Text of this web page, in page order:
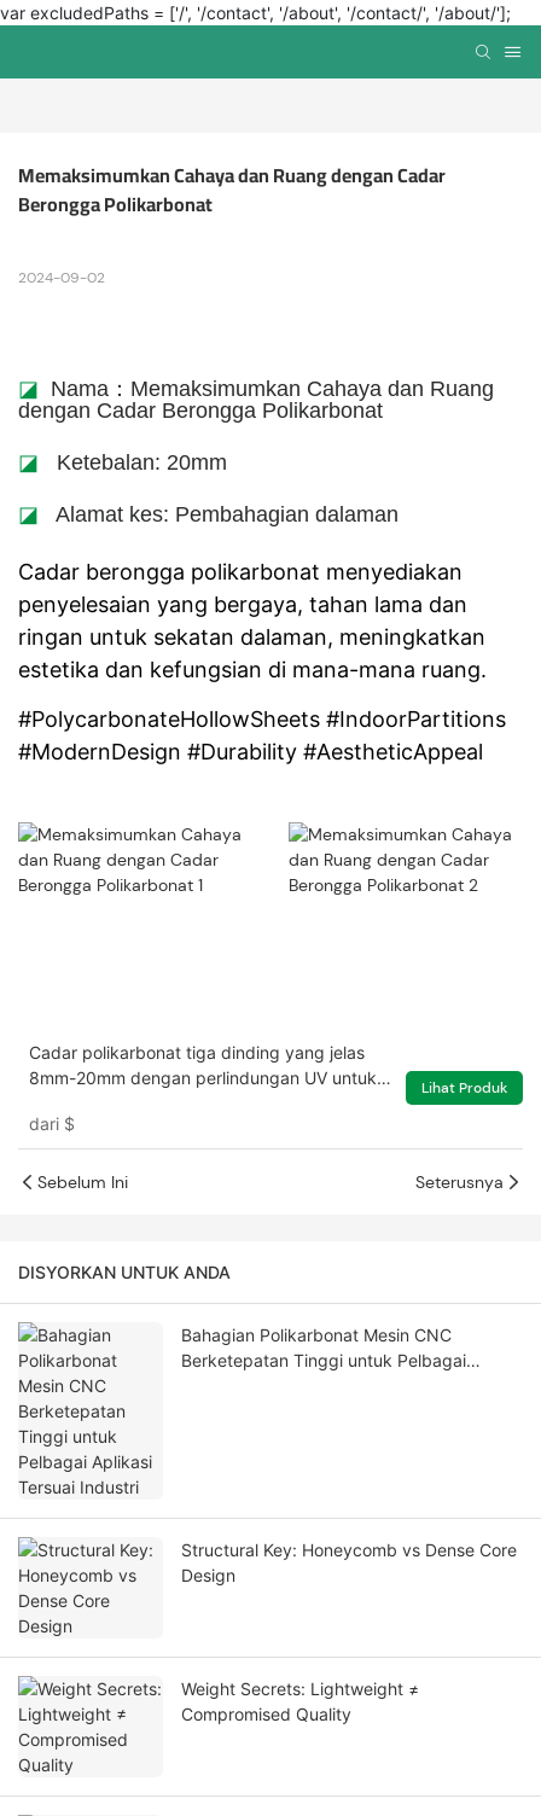
var excludedPaths = ['/', '/contact', '/about', '/contact/', '/about/'];
Memaksimumkan Cahaya dan Ruang dengan Cadar
Berongga Polikarbonat
2024-09-02
◪ Nama：Memaksimumkan Cahaya dan Ruang
dengan Cadar Berongga Polikarbonat
◪ Ketebalan: 20mm
◪ Alamat kes: Pembahagian dalaman
Cadar berongga polikarbonat menyediakan
penyelesaian yang bergaya, tahan lama dan
ringan untuk sekatan dalaman, meningkatkan
estetika dan kefungsian di mana-mana ruang.
#PolycarbonateHollowSheets #IndoorPartitions
#ModernDesign #Durability #AestheticAppeal
Cadar polikarbonat tiga dinding yang jelas
8mm-20mm dengan perlindungan UV untuk
dari $
Lihat Produk
Sebelum Ini Seterusnya
DISYORKAN UNTUK ANDA
Bahagian Polikarbonat Mesin CNC
Berketepatan Tinggi untuk Pelbagai
Structural Key: Honeycomb vs Dense Core
Design
Weight Secrets: Lightweight ≠
Compromised Quality